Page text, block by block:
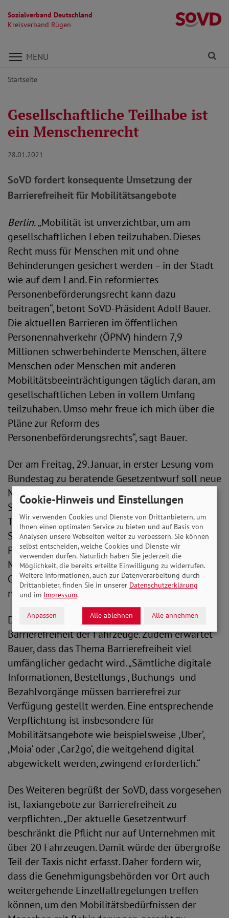
Sozialverband Deutschland
Kreisverband Rügen
Direkt zu den Inhalten springen
MENÜ
Startseite
Gesellschaftliche Teilhabe ist
ein Menschenrecht
28.01.2021
SoVD fordert konsequente Umsetzung der
Barrierefreiheit für Mobilitätsangebote
Berlin.„Mobilität ist unverzichtbar, um am
gesellschaftlichen Leben teilzuhaben. Dieses
Recht muss für Menschen mit und ohne
Behinderungen gesichert werden – in der Stadt
wie auf dem Land. Ein reformiertes
Personenbeförderungsrecht kann dazu
beitragen“, betont SoVD-Präsident Adolf Bauer.
Die aktuellen Barrieren im öffentlichen
Personennahverkehr (ÖPNV) hindern 7,9
Millionen schwerbehinderte Menschen, ältere
Menschen oder Menschen mit anderen
Mobilitätsbeeinträchtigungen täglich daran, am
gesellschaftlichen Leben in vollem Umfang
teilzuhaben. Umso mehr freue ich mich über die
Pläne zur Reform des
Personenbeförderungsrechts“, sagt Bauer.
Der am Freitag, 29. Januar, in erster Lesung vom
Bundestag zu beratende Gesetzentwurf soll neue
Mobilitätsbedürfnisse der Menschen aufgreifen.
So werden unter anderem Regelungen zum
Taxen- und Mietwagenverkehr neu gefasst. Aus
Sicht des SoVD kann und muss ein reformiertes
Personenbeförderungsrecht mehr barrierefreie
Mobilität ermöglichen. Aber dafür muss der
Gesetzentwurf an einigen Stellen noch
nachgebessert werden.
Der SoVD fordert konkrete Standards zur
Barrierefreiheit der Fahrzeuge. Zudem erwartet
Bauer, dass das Thema Barrierefreiheit viel
umfänglicher gedacht wird. „Sämtliche digitale
Informationen, Bestellungs-, Buchungs- und
Bezahlvorgänge müssen barrierefrei zur
Verfügung gestellt werden. Eine entsprechende
Verpflichtung ist insbesondere für
Mobilitätsangebote wie beispielsweise ,Uber‘,
,Moia‘ oder ,Car2go‘, die weitgehend digital
abgewickelt werden, zwingend erforderlich.“
Des Weiteren begrüßt der SoVD, dass vorgesehen
ist, Taxiangebote zur Barrierefreiheit zu
verpflichten. „Der aktuelle Gesetzentwurf
beschränkt die Pflicht nur auf Unternehmen mit
über 20 Fahrzeugen. Damit würde der übergroße
Teil der Taxis nicht erfasst. Daher fordern wir,
dass die Genehmigungsbehörden vor Ort auch
weitergehende Einzelfallregelungen treffen
können, um den Mobilitätsbedürfnissen der
Cookie-Hinweis und Einstellungen
Wir verwenden Cookies und Dienste von Drittanbietern, um
Ihnen einen optimalen Service zu bieten und auf Basis von
Analysen unsere Webseiten weiter zu verbessern. Sie können
selbst entscheiden, welche Cookies und Dienste wir
verwenden dürfen. Natürlich haben Sie jederzeit die
Möglichkeit, die bereits erteilte Einwilligung zu widerrufen.
Weitere Informationen, auch zur Datenverarbeitung durch
Drittanbieter, finden Sie in unserer Datenschutzerklärung
und im Impressum.
Anpassen Alle ablehnen Alle annehmen